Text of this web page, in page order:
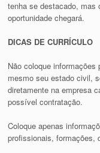
tenha se destacado, mas
oportunidade chegará.
DICAS DE CURRÍCULO
Não coloque
mesmo seu estado civil,
diretamente na empresa
possível contratação.
Coloque apenas
profissionais, formações,